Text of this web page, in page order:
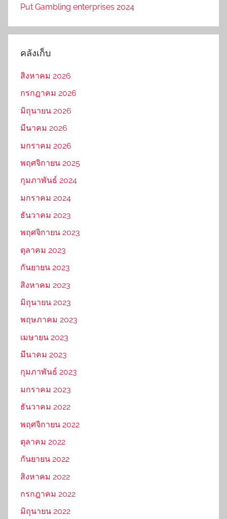
Put Gambling enterprises 2024
คลังเก็บ
สิงหาคม 2026
กรกฎาคม 2026
มิถุนายน 2026
มีนาคม 2026
มกราคม 2026
พฤศจิกายน 2025
กุมภาพันธ์ 2024
มกราคม 2024
ธันวาคม 2023
พฤศจิกายน 2023
ตุลาคม 2023
กันยายน 2023
สิงหาคม 2023
มิถุนายน 2023
พฤษภาคม 2023
เมษายน 2023
มีนาคม 2023
กุมภาพันธ์ 2023
มกราคม 2023
ธันวาคม 2022
พฤศจิกายน 2022
ตุลาคม 2022
กันยายน 2022
สิงหาคม 2022
กรกฎาคม 2022
มิถุนายน 2022